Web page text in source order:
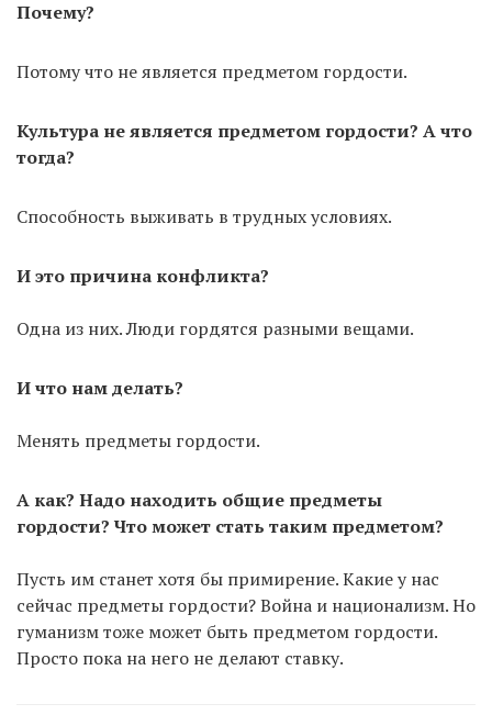
Почему?
Потому что не является предметом гордости.
Культура не является предметом гордости? А что
тогда?
Способность выживать в трудных условиях.
И это причина конфликта?
Одна из них. Люди гордятся разными вещами.
И что нам делать?
Менять предметы гордости.
А как? Надо находить общие предметы
гордости? Что может стать таким предметом?
Пусть им станет хотя бы примирение. Какие у нас
сейчас предметы гордости? Война и национализм. Но
гуманизм тоже может быть предметом гордости.
Просто пока на него не делают ставку.